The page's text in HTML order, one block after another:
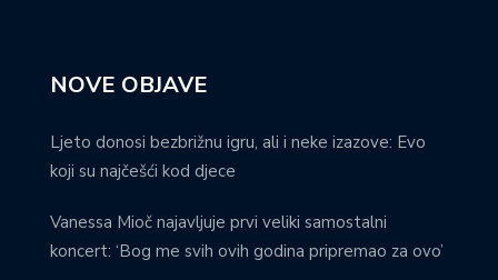
NOVE OBJAVE
Ljeto donosi bezbrižnu igru, ali i neke izazove: Evo
koji su najčešći kod djece
Vanessa Mioč najavljuje prvi veliki samostalni
koncert: ‘Bog me svih ovih godina pripremao za ovo’